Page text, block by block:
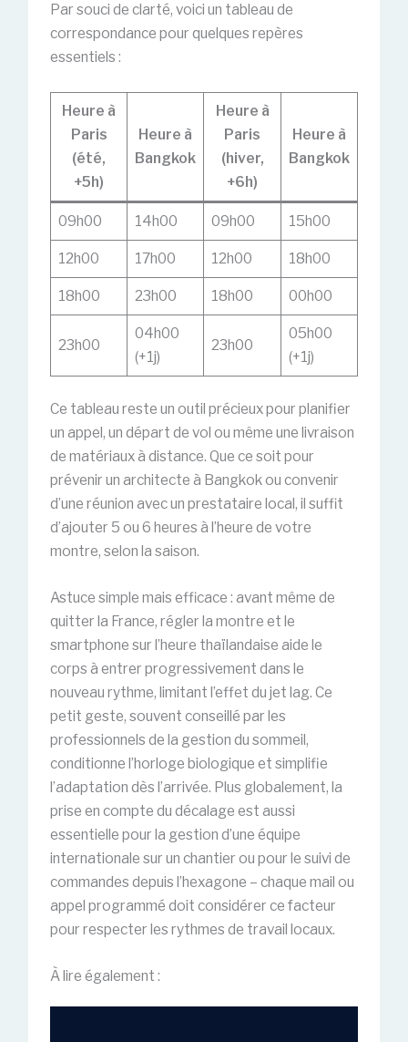
Par souci de clarté, voici un tableau de
correspondance pour quelques repères
essentiels :
Heure à
Paris
(été,
+5h)
Heure à
Bangkok
Heure à
Paris
(hiver,
+6h)
Heure à
Bangkok
09h00 14h00 09h00 15h00
12h00 17h00 12h00 18h00
18h00 23h00 18h00 00h00
23h00
04h00
(+1j)
23h00
05h00
(+1j)
Ce tableau reste un outil précieux pour planifier
un appel, un départ de vol ou même une livraison
de matériaux à distance. Que ce soit pour
prévenir un architecte à Bangkok ou convenir
d’une réunion avec un prestataire local, il suffit
d’ajouter 5 ou 6 heures à l’heure de votre
montre, selon la saison.
Astuce simple mais efficace : avant même de
quitter la France, régler la montre et le
smartphone sur l’heure thaïlandaise aide le
corps à entrer progressivement dans le
nouveau rythme, limitant l’effet du jet lag. Ce
petit geste, souvent conseillé par les
professionnels de la gestion du sommeil,
conditionne l’horloge biologique et simplifie
l’adaptation dès l’arrivée. Plus globalement, la
prise en compte du décalage est aussi
essentielle pour la gestion d’une équipe
internationale sur un chantier ou pour le suivi de
commandes depuis l’hexagone – chaque mail ou
appel programmé doit considérer ce facteur
pour respecter les rythmes de travail locaux.
À lire également :